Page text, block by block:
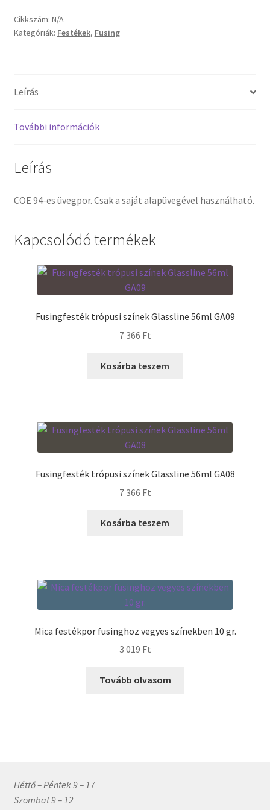
Termékek
COE
94
Cikkszám: N/A
Kategóriák: Festékek, Fusing
Leírás
További információk
Leírás
COE 94-es üvegpor. Csak a saját alapüvegével használható.
Kapcsolódó termékek
Fusingfesték trópusi színek Glassline 56ml GA09
7 366 Ft
Kosárba teszem
Fusingfesték trópusi színek Glassline 56ml GA08
7 366 Ft
Kosárba teszem
Mica festékpor fusinghoz vegyes színekben 10 gr.
3 019 Ft
Tovább olvasom
Hétfő – Péntek 9 – 17
Szombat 9 – 12